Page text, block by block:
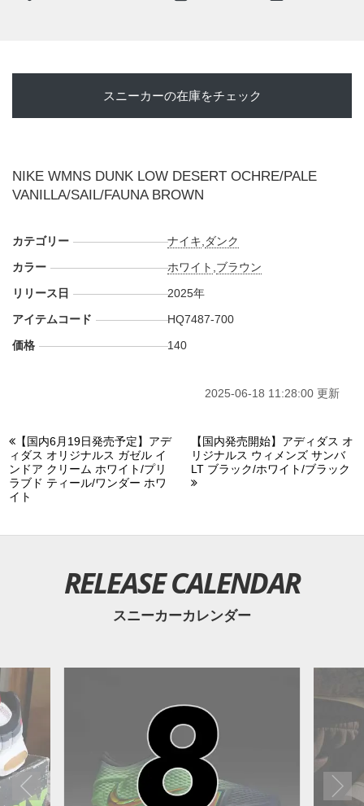
スニーカーの在庫をチェック
NIKE WMNS DUNK LOW DESERT OCHRE/PALE
VANILLA/SAIL/FAUNA BROWN
カテゴリー ナイキ ダンク
カラー
ホワイト ブラウン
リリース日
2025年
アイテムコード
HQ7487-700
価格
140
2025-06-18 11:28:00 更新
【国内6月19日発売予定】アデ
ィダス オリジナルス ガゼル イ
ンドア クリーム ホワイト/プリ
ラブド ティール/ワンダー ホワ
イト
【国内発売開始】アディダス オ
リジナルス ウィメンズ サンバ
LT ブラック/ホワイト/ブラック
RELEASE CALENDAR
スニーカーカレンダー